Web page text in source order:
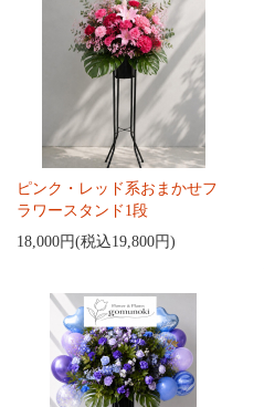
ピンク・レッド系おまかせフ
ラワースタンド1段
18,000円(税込19,800円)